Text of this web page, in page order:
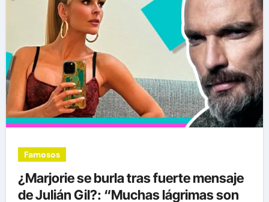
Famosos
¿Marjorie se burla tras fuerte mensaje
de Julián Gil?: “Muchas lágrimas son